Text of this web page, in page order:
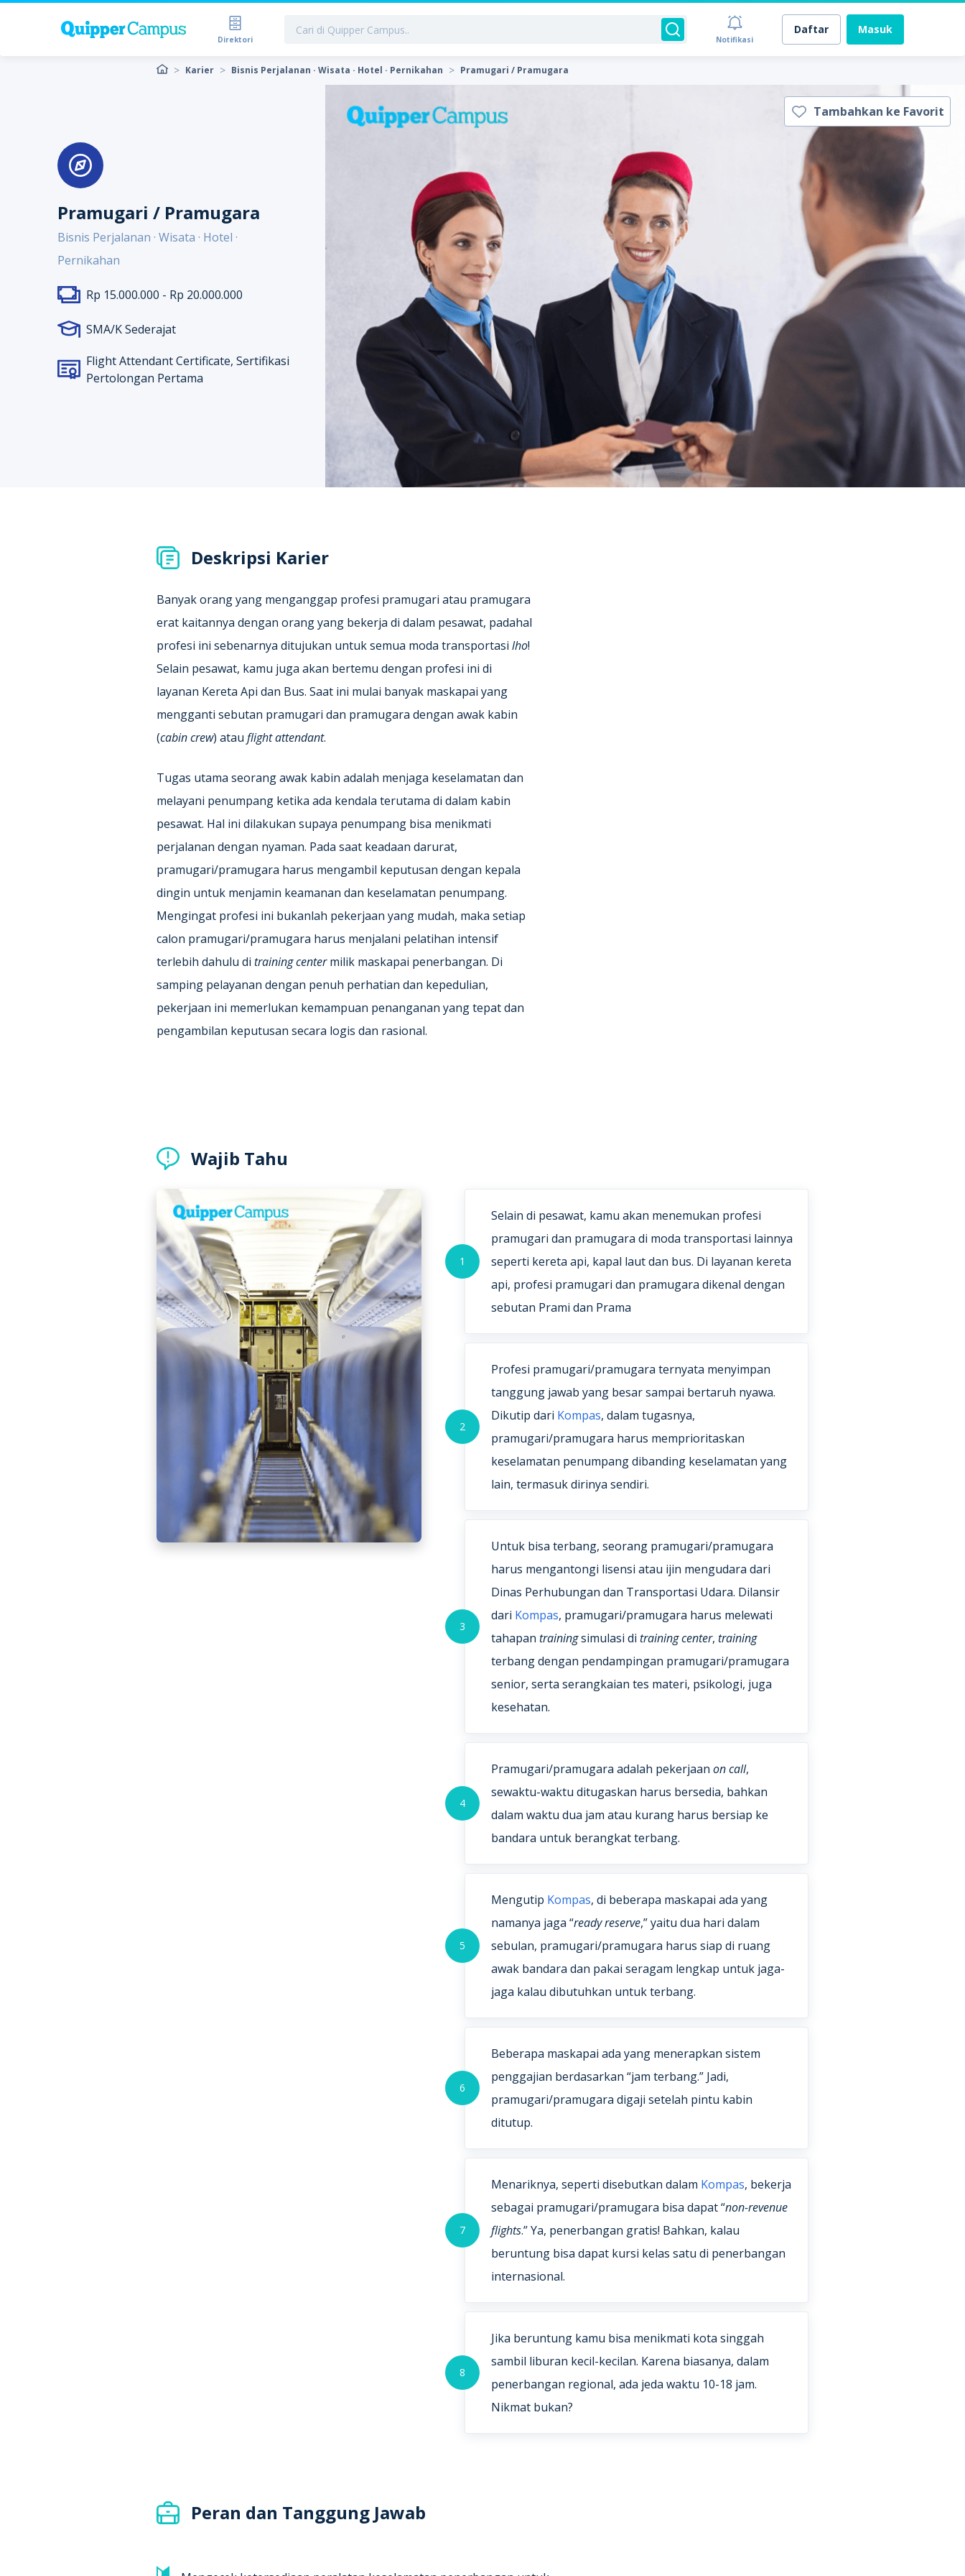
Direktori Notifikasi
Daftar Masuk
Karier Bisnis Perjalanan · Wisata · Hotel · Pernikahan Pramugari / Pramugara
Tambahkan ke Favorit
Pramugari / Pramugara
Bisnis Perjalanan · Wisata · Hotel ·
Pernikahan
Rp 15.000.000 - Rp 20.000.000
SMA/K Sederajat
Flight Attendant Certificate, Sertifikasi
Pertolongan Pertama
Deskripsi Karier
Banyak orang yang menganggap profesi pramugari atau pramugara
erat kaitannya dengan orang yang bekerja di dalam pesawat, padahal
profesi ini sebenarnya ditujukan untuk semua moda transportasi lho!
Selain pesawat, kamu juga akan bertemu dengan profesi ini di
layanan Kereta Api dan Bus. Saat ini mulai banyak maskapai yang
mengganti sebutan pramugari dan pramugara dengan awak kabin
(cabin crew) atau flight attendant.
Tugas utama seorang awak kabin adalah menjaga keselamatan dan
melayani penumpang ketika ada kendala terutama di dalam kabin
pesawat. Hal ini dilakukan supaya penumpang bisa menikmati
perjalanan dengan nyaman. Pada saat keadaan darurat,
pramugari/pramugara harus mengambil keputusan dengan kepala
dingin untuk menjamin keamanan dan keselamatan penumpang.
Mengingat profesi ini bukanlah pekerjaan yang mudah, maka setiap
calon pramugari/pramugara harus menjalani pelatihan intensif
terlebih dahulu di training centermilik maskapai penerbangan. Di
samping pelayanan dengan penuh perhatian dan kepedulian,
pekerjaan ini memerlukan kemampuan penanganan yang tepat dan
pengambilan keputusan secara logis dan rasional.
Wajib Tahu
1
Selain di pesawat, kamu akan menemukan profesi
pramugari dan pramugara di moda transportasi lainnya
seperti kereta api, kapal laut dan bus. Di layanan kereta
api, profesi pramugari dan pramugara dikenal dengan
sebutan Prami dan Prama
2
Profesi pramugari/pramugara ternyata menyimpan
tanggung jawab yang besar sampai bertaruh nyawa.
Dikutip dari Kompas, dalam tugasnya,
pramugari/pramugara harus memprioritaskan
keselamatan penumpang dibanding keselamatan yang
lain, termasuk dirinya sendiri.
3
Untuk bisa terbang, seorang pramugari/pramugara
harus mengantongi lisensi atau ijin mengudara dari
Dinas Perhubungan dan Transportasi Udara. Dilansir
dari Kompas, pramugari/pramugara harus melewati
tahapan trainingsimulasi di training center, training
terbang dengan pendampingan pramugari/pramugara
senior, serta serangkaian tes materi, psikologi, juga
kesehatan.
4
Pramugari/pramugara adalah pekerjaan on call,
sewaktu-waktu ditugaskan harus bersedia, bahkan
dalam waktu dua jam atau kurang harus bersiap ke
bandara untuk berangkat terbang.
5
Mengutip Kompas, di beberapa maskapai ada yang
namanya jaga “ready reserve,” yaitu dua hari dalam
sebulan, pramugari/pramugara harus siap di ruang
awak bandara dan pakai seragam lengkap untuk jaga-
jaga kalau dibutuhkan untuk terbang.
6
Beberapa maskapai ada yang menerapkan sistem
penggajian berdasarkan “jam terbang.” Jadi,
pramugari/pramugara digaji setelah pintu kabin
ditutup.
7
Menariknya, seperti disebutkan dalam Kompas, bekerja
sebagai pramugari/pramugara bisa dapat “non-revenue
flights.” Ya, penerbangan gratis! Bahkan, kalau
beruntung bisa dapat kursi kelas satu di penerbangan
internasional.
8
Jika beruntung kamu bisa menikmati kota singgah
sambil liburan kecil-kecilan. Karena biasanya, dalam
penerbangan regional, ada jeda waktu 10-18 jam.
Nikmat bukan?
Peran dan Tanggung Jawab